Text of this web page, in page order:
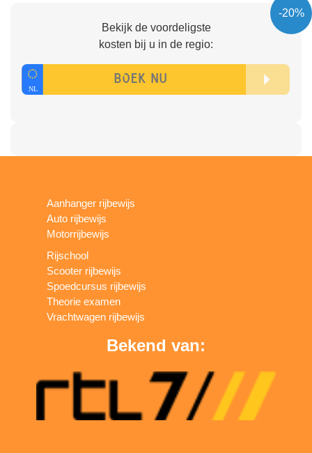
-20%
Bekijk de voordeligste
kosten bij u in de regio:
Aanhanger rijbewijs
Auto rijbewijs
Motorrijbewijs
Rijschool
Scooter rijbewijs
Spoedcursus rijbewijs
Theorie examen
Vrachtwagen rijbewijs
Bekend van: